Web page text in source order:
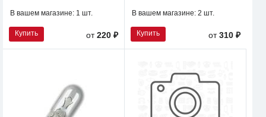
В вашем магазине: 1 шт.
Купить от220 ₽
В вашем магазине: 2 шт.
Купить от310 ₽